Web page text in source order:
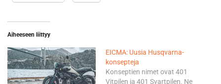
Aiheeseen liittyy
EICMA: Uusia Husqvarna-
konsepteja
Konseptien nimet ovat 401
Vitpilen ja 401 Svartpilen. Ne